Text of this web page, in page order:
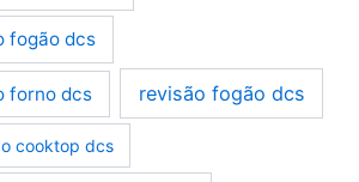
fogão dcs
forno dcs revisão fogão dcs
cooktop dcs